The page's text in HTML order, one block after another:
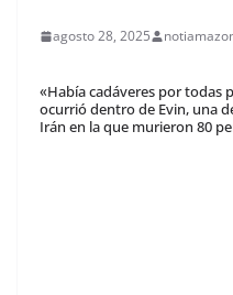
agosto 28, 2025
«Había cadáveres por todas
ocurrió dentro de Evin, una
Irán en la que murieron 80